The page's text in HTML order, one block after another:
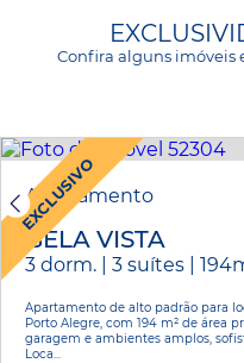
Confira alguns imóveis
EXCLUSIVO
Apartamento
BELA VISTA
3 dorm. | 3 suítes |
Apartamento de alto padrão para
Porto Alegre, com 194 m² de área
garagem e ambientes amplos,
Loca...